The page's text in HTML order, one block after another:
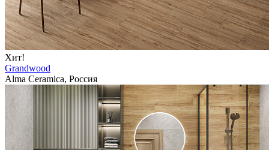
Хит!
Grandwood
Alma Ceramica, Россия